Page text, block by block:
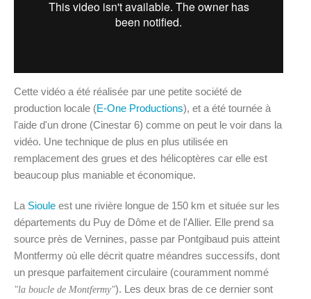
Cette vidéo a été réalisée par une petite société de
production locale (E-One Productions), et a été tournée à
l'aide d'un drone (Cinestar 6) comme on peut le voir dans la
vidéo. Une technique de plus en plus utilisée en
remplacement des grues et des hélicoptères car elle est
beaucoup plus maniable et économique.
La Sioule est une rivière longue de 150 km et située sur les
départements du Puy de Dôme et de l'Allier. Elle prend sa
source près de Vernines, passe par Pontgibaud puis atteint
Montfermy où elle décrit quatre méandres successifs, dont
un presque parfaitement circulaire (couramment nommé
"la boucle de Montfermy"). Les deux bras de ce dernier sont